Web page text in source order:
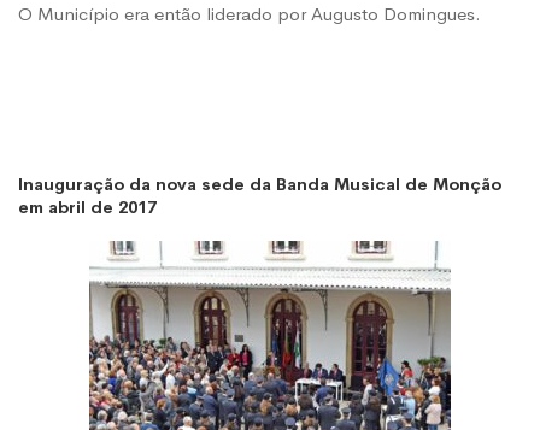
O Município era então liderado por Augusto Domingues.
Inauguração da nova sede da Banda Musical de Monção
em abril de 2017